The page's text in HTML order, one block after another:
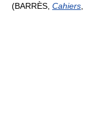
(BARRÈS, Cahiers